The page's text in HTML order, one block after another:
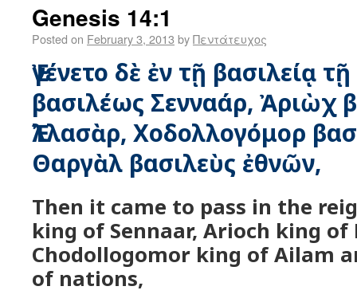
Genesis 14:1
Posted on February 3, 2013 byΠεντάτευχος
Ἐγένετο δὲ ἐν τῇ βασιλείᾳ
βασιλέως Σενναάρ, Ἀριὼχ
Ἐλλασὰρ, Χοδολλογόμορ
Θαργὰλ βασιλεὺς ἐθνῶν,
Then it came to pass in the
king of Sennaar, Arioch king of
Chodollogomor king of Ailam
of nations,